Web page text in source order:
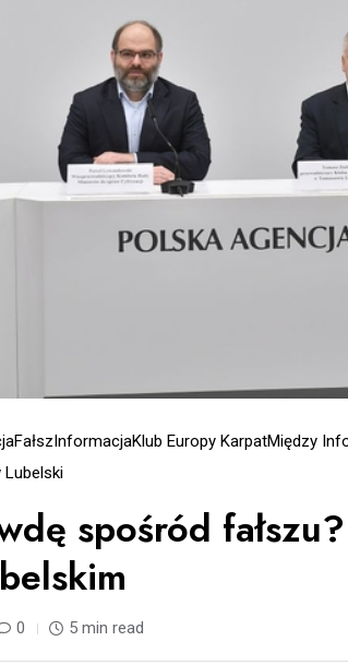
FałszInformacjaKlub Europy KarpatMiędzy
spośród
0 5 min read